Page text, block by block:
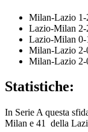
Milan-Lazio 1-
Lazio-Milan 2-
Lazio-Milan 0-
Milan-Lazio 2-
Milan-Lazio 2-
Statistiche:
In Serie A questa
Milan e 41 della